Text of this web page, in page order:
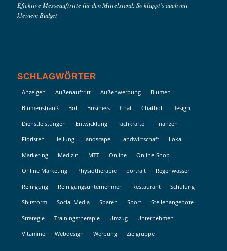
Effektive Messeauftritte für den Mittelstand: So klappt’s auch mit
kleinem Budget
SCHLAGWÖRTER
Anzeigen Außenauftritt Außenwerbung Blumen
Blumenstrauß Bot Business Chat Chatbot Design
Dienstleistungen Entwicklung Fachkräfte Finanzen
Floristen Heilung landscape Landwirtschaft Lokal
Marketing Medizin MTT Online Online-Shop
Online Marketing Physiotherapie portrait Regenwasser
Reinigung Reinigungsunternehmen Restaurant Schulung
Shitstorm Social Media Sparen Sport Stellenangebote
Strategie Trainingstherapie Umzug Unternehmen
Vitamine Webdesign Werbung Zielgruppe